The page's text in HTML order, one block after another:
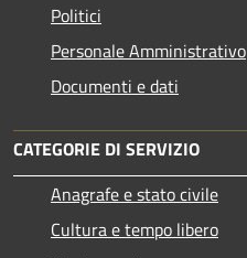
Politici
Personale Amministrativo
Documenti e dati
CATEGORIE DI SERVIZIO
Anagrafe e stato civile
Cultura e tempo libero